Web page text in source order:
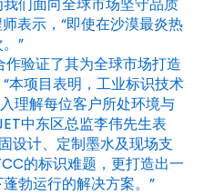
表示，“即使在沙漠最炎热
”
验证了其为全球市场打造
本项目表明，工业标识技术
理解每位客户所处环境与
中东区总监李伟先生表
设计、定制墨水及现场支
的标识难题，更打造出一
勃运行的解决方案。”